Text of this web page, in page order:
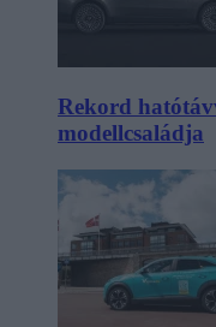
Rekord
modellcsaládja